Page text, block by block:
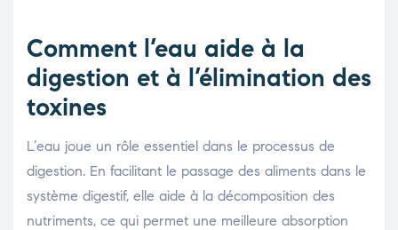
Comment l’eau aide à la
digestion et à l’élimination des
toxines
L’eau joue un rôle essentiel dans le processus de
digestion. En facilitant le passage des aliments dans le
système digestif, elle aide à la décomposition des
nutriments, ce qui permet une meilleure absorption